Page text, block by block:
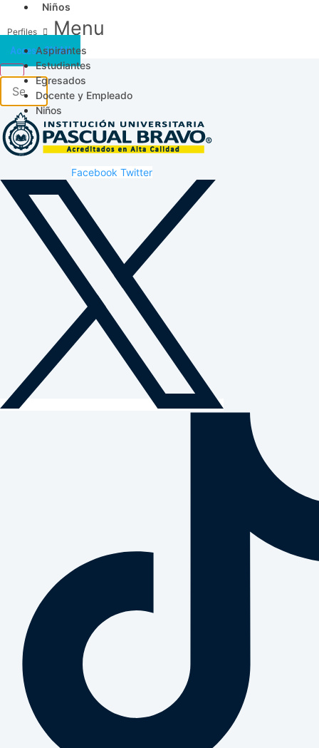
Niños
Menu
Aspirantes
Estudiantes
Egresados
Docente y Empleado
Niños
Acceso SICAU
Facebook Twitter